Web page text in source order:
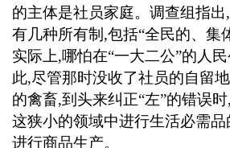
的主体是社员家庭。调查组指出,
有几种所有制 ,包括“全民的、集
实际上,哪怕在“一大二公”的人
此,尽管那时没收了社员的自留
的禽畜,到头来纠正“左”的错误时,
这狭小的领域中进行生活必需品
进行商品生产。